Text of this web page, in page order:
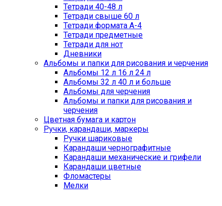
Тетради 40-48 л
Тетради свыше 60 л
Тетради формата А-4
Тетради предметные
Тетради для нот
Дневники
Альбомы и папки для рисования и черчения
Альбомы 12 л 16 л 24 л
Альбомы 32 л 40 л и больше
Альбомы для черчения
Альбомы и папки для рисования и
черчения
Цветная бумага и картон
Ручки, карандаши, маркеры
Ручки шариковые
Карандаши чернографитные
Карандаши механические и грифели
Карандаши цветные
Фломастеры
Мелки